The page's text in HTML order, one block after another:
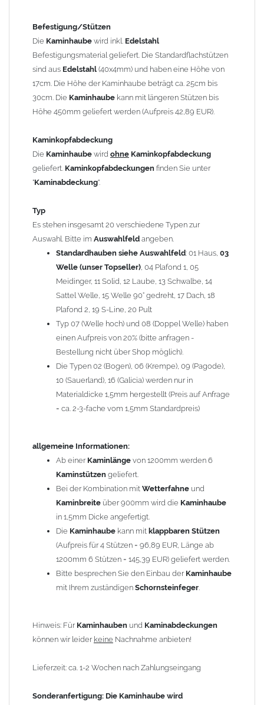
1,5mm hergestellt (Preis auf Anfrage = ca. 2-3-fache vom
1,5mm Standardpreis)
allgemeine Informationen:
Ab einer Kaminlängevon 1200mm werden 6
Kaminstützengeliefert.
Bei der Kombination mitWetterfahneundKaminbreite
angefertigt.
DieKaminhaubekann mitklappbaren Stützen
für 4 Stützen = 96,89 EUR, Länge ab 1200mm 6 Stützen =
145,39 EUR) geliefert werden.
Ihrem zuständigen
Hinweis: FürKaminhaubenundKaminabdeckungenkönnen wir
Nachnahme anbieten!
Lieferzeit: ca. 1-2 Wochen nach Zahlungseingang
Sonderanfertigung: Die Kaminhaube wird kundenspezifisch
angefertigt - keine Rücknahme möglich!
Zum Bild vergößern, bitte auf das Bild klicken!
Befestigung/Stützen
Die Kaminhaube wird inkl. Edelstahl
Befestigungsmaterial geliefert. Die Standardflachstützen
sind aus Edelstahl (40x4mm) und haben eine Höhe von
17cm. Die Höhe der Kaminhaube beträgt ca. 25cm bis
30cm. Die Kaminhaube kann mit längeren Stützen bis
Höhe 450mm geliefert werden (Aufpreis 42,89 EUR).
Kaminkopfabdeckung
Die Kaminhaube wird ohne Kaminkopfabdeckung
geliefert. Kaminkopfabdeckungen finden Sie unter
"Kaminabdeckung".
Typ
Es stehen insgesamt 20 verschiedene Typen zur
Auswahl. Bitte im Auswahlfeld angeben.
Standardhauben siehe Auswahlfeld: 01 Haus, 03
Welle (unser Topseller), 04 Plafond 1, 05
Meidinger, 11 Solid, 12 Laube, 13 Schwalbe, 14
Sattel Welle, 15 Welle 90° gedreht, 17 Dach, 18
Plafond 2, 19 S-Line, 20 Pult
Typ 07 (Welle hoch) und 08 (Doppel Welle) haben
einen Aufpreis von 20% (bitte anfragen -
Bestellung nicht über Shop möglich).
Die Typen 02 (Bogen), 06 (Krempe), 09 (Pagode),
10 (Sauerland), 16 (Galicia) werden nur in
Materialdicke 1,5mm hergestellt (Preis auf Anfrage
= ca. 2-3-fache vom 1,5mm Standardpreis)
allgemeine Informationen:
Ab einer Kaminlänge von 1200mm werden 6
Kaminstützen geliefert.
Bei der Kombination mit Wetterfahne und
Kaminbreite über 900mm wird die Kaminhaube
in 1,5mm Dicke angefertigt.
Die Kaminhaube kann mit klappbaren Stützen
(Aufpreis für 4 Stützen = 96,89 EUR, Länge ab
1200mm 6 Stützen = 145,39 EUR) geliefert werden.
Bitte besprechen Sie den Einbau der Kaminhaube
mit Ihrem zuständigen Schornsteinfeger.
Hinweis: Für Kaminhauben und Kaminabdeckungen
können wir leider keine Nachnahme anbieten!
Lieferzeit: ca. 1-2 Wochen nach Zahlungseingang
Sonderanfertigung: Die Kaminhaube wird